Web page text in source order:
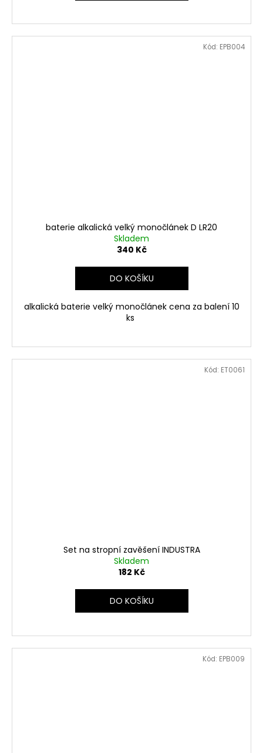
baterie alkalická velký monočlánek D LR20
Skladem
340 Kč
DO KOŠÍKU
alkalická baterie velký monočlánek cena za balení 10
ks
Kód: EPB004
Set na stropní zavěšení INDUSTRA
Skladem
182 Kč
DO KOŠÍKU
Kód: ET0061
Kód: EPB009